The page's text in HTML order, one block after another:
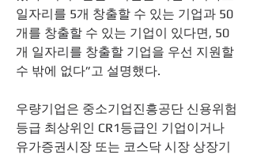
일자리를 5개 창출할 수 있는 기업과 50
개를 창출할 수 있는 기업이 있다면, 50
개 일자리를 창출할 기업을 우선 지원할
수 밖에 없다”고 설명했다.
우량기업은 중소기업진흥공단 신용위험
등급 최상위인 CR1등급인 기업이거나
유가증권시장 또는 코스닥 시장 상장기